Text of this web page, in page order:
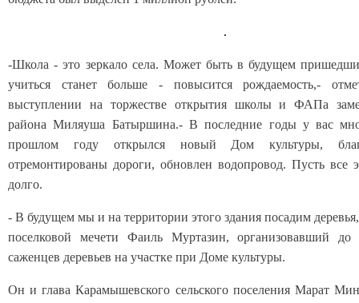
-Школа - это зеркало села. Может быть в будущем
учиться станет больше - повысится рождаемость,-
выступлении на торжестве открытия школы и ФАПа
района Миляуша Батыршина.- В последние годы у вас
прошлом году открылся новый Дом культуры,
отремонтированы дороги, обновлен водопровод. Пусть все
долго.
- В будущем мы и на территории этого здания посадим
поселковой мечети Фаиль Муртазин, организовавший до
саженцев деревьев на участке при Доме культуры.
Он и глава Карамышевского сельского поселения Марат